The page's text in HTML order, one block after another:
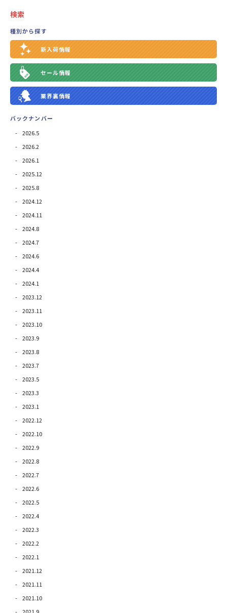
検索
種別から探す
新入荷情報
セール情報
業界裏情報
バックナンバー
2026.5
2026.2
2026.1
2025.12
2025.8
2024.12
2024.11
2024.8
2024.7
2024.6
2024.4
2024.1
2023.12
2023.11
2023.10
2023.9
2023.8
2023.7
2023.5
2023.3
2023.1
2022.12
2022.10
2022.9
2022.8
2022.7
2022.6
2022.5
2022.4
2022.3
2022.2
2022.1
2021.12
2021.11
2021.10